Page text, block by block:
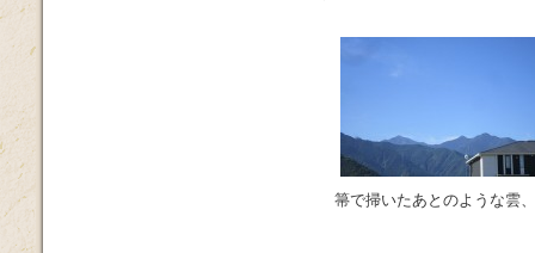
箒で掃いたあとのような雲、